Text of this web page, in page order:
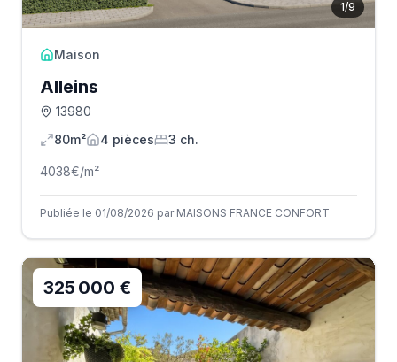
1/9
Maison
Alleins
13980
80m²
4 pièces 3 ch.
4038€/m²
Publiée le 01/08/2026 par MAISONS FRANCE CONFORT
325 000 €